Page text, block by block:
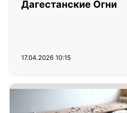
Дагестанские Огни
17.04.2026 10:15